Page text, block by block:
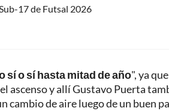
17 de Futsal 2026
o sí hasta mitad de año", ya
ascenso y allí Gustavo Puerta
cambio de aire luego de un buen